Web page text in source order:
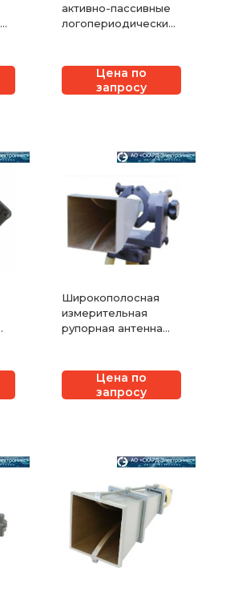
активно-пассивные
логопериодические
222М Цена по
запросу
Широкополосная
измерительная
рупорная антенна
Цена по
запросу